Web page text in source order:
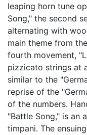
leaping horn tune
Song," the second
alternating with
main theme from
fourth movement,
pizzicato strings at
similar to the
reprise of the
of the numbers.
"Battle Song," is an
timpani. The